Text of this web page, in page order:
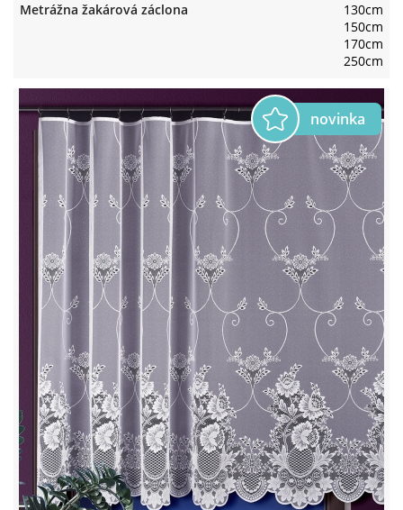
Metrážna žakárová záclona
130cm
150cm
170cm
250cm